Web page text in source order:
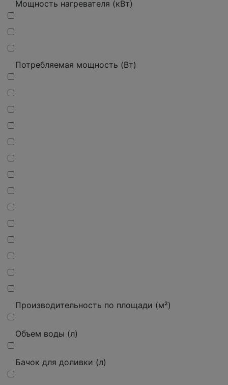
Мощность нагревателя (кВт)
Потребляемая мощность (Вт)
Производительность по площади (м²)
Объем воды (л)
Бачок для доливки (л)